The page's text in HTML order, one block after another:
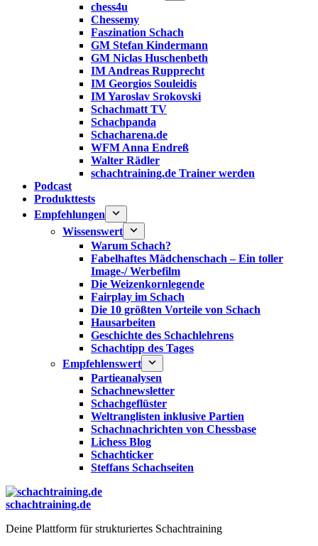
chess4u
Chessemy
Faszination Schach
GM Stefan Kindermann
GM Niclas Huschenbeth
IM Andreas Rupprecht
IM Georgios Souleidis
IM Yaroslav Srokovski
Schachmatt TV
Schachpanda
Schacharena.de
WFM Anna Endreß
Walter Rädler
schachtraining.de Trainer werden
Podcast
Produkttests
Empfehlungen
Wissenswert
Warum Schach?
Fabelhaftes Mädchenschach – Ein toller
Image-/ Werbefilm
Die Weizenkornlegende
Fairplay im Schach
Die 10 größten Vorteile von Schach‎
Hausarbeiten
Geschichte des Schachlehrens
Schachtipp des Tages
Empfehlenswert
Partieanalysen
Schachnewsletter
Schachgeflüster
Weltranglisten inklusive Partien
Schachnachrichten von Chessbase
Lichess Blog
Schachticker
Steffans Schachseiten
schachtraining.de
Deine Plattform für strukturiertes Schachtraining